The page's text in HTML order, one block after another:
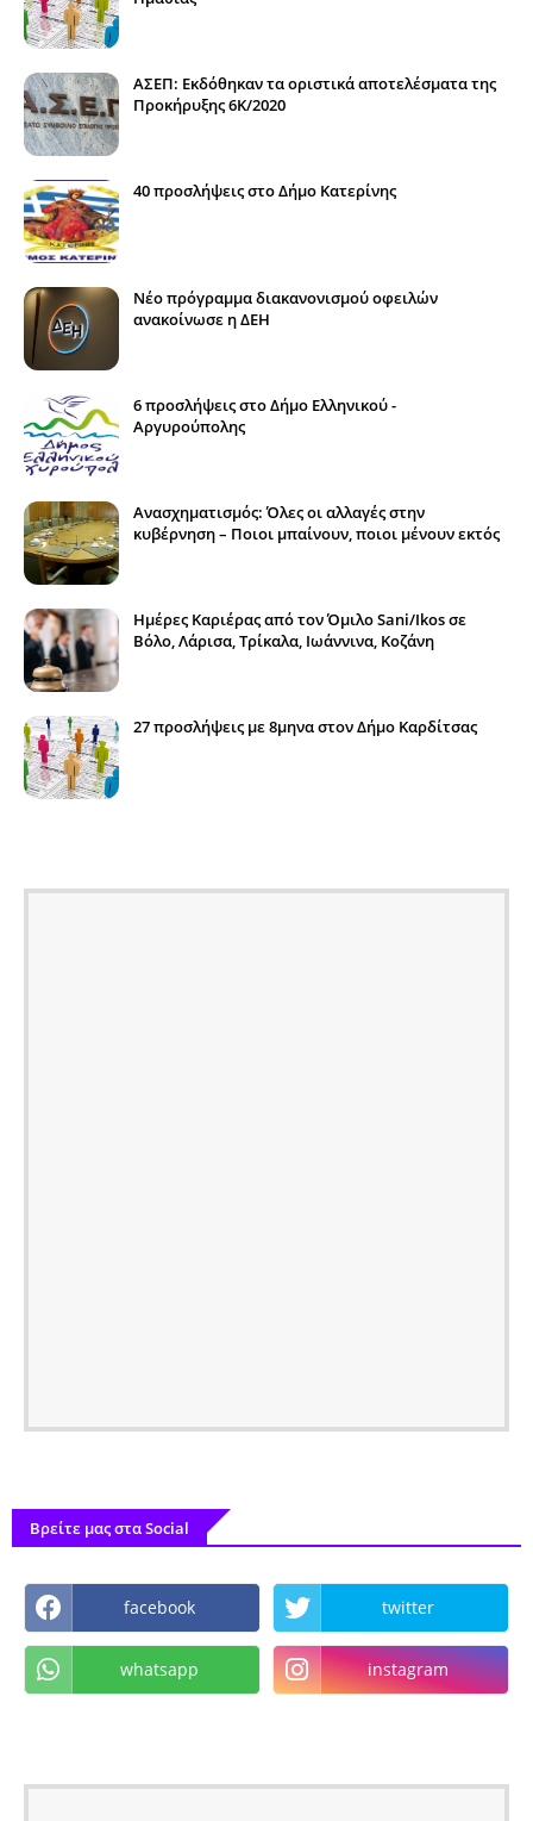
ΑΣΕΠ: Εκδόθηκαν τα οριστικά αποτελέσματα της
Προκήρυξης 6Κ/2020
40 προσλήψεις στο Δήμο Κατερίνης
Νέο πρόγραμμα διακανονισμού οφειλών
ανακοίνωσε η ΔΕΗ
6 προσλήψεις στο Δήμο Ελληνικού -
Αργυρούπολης
Ανασχηματισμός: Όλες οι αλλαγές στην
κυβέρνηση – Ποιοι μπαίνουν, ποιοι μένουν εκτός
Ημέρες Καριέρας από τον Όμιλο Sani/Ikos σε
Βόλο, Λάρισα, Τρίκαλα, Ιωάννινα, Κοζάνη
27 προσλήψεις με 8μηνα στον Δήμο Καρδίτσας
Βρείτε μας στα Social
facebook twitter
whatsapp instagram